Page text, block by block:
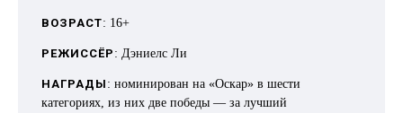
ВОЗРАСТ: 16+
РЕЖИССЁР : Дэниелс Ли
НАГРАДЫ : номинирован на «Оскар» в шести
категориях, из них две победы — за лучший